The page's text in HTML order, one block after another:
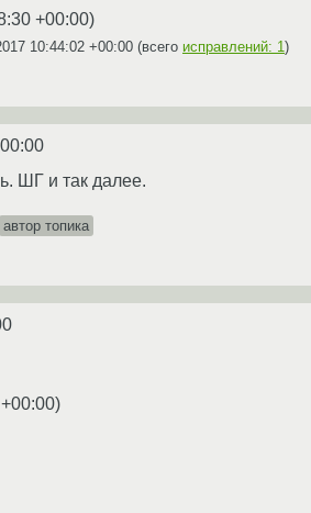
+00:00)
10:44:02 +00:00 (всего исправлений: 1 )
ШГ и так далее.
автор топика
)